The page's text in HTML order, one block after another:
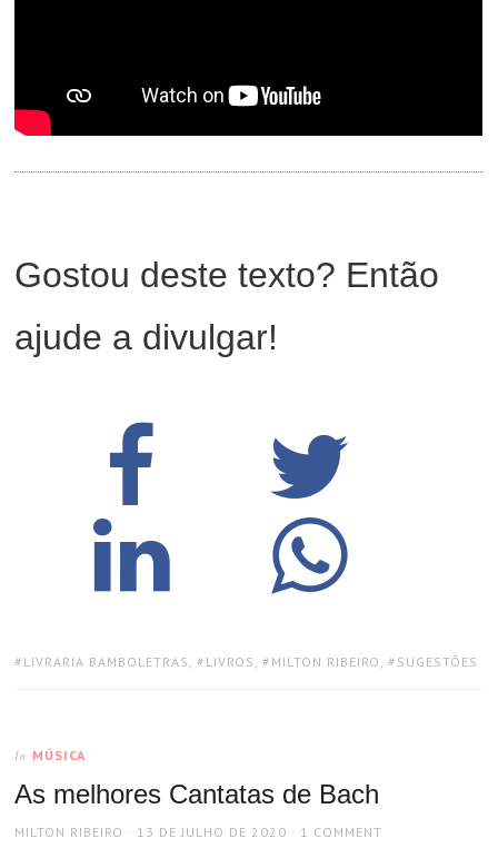
Gostou deste texto? Então
ajude a divulgar!
TAGS:
LIVRARIA BAMBOLETRAS , LIVROS , MILTON RIBEIRO , SUGESTÕES
In MÚSICA
As melhores Cantatas de Bach
AUTHOR
MILTON RIBEIRO
POSTED
13 DE JULHO DE 2020 1 COMMENT